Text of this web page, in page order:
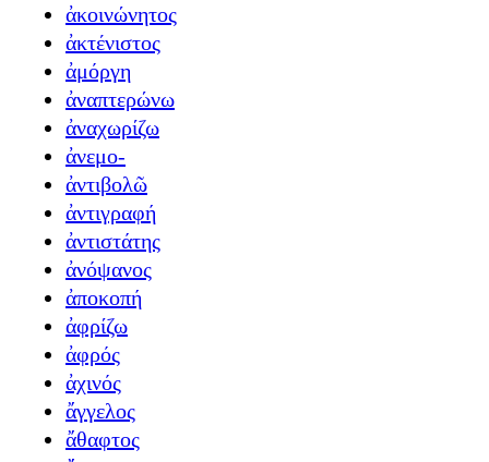
ἀκοινώνητος
ἀκτένιστος
ἀμόργη
ἀναπτερώνω
ἀναχωρίζω
ἀνεμο-
ἀντιβολῶ
ἀντιγραφή
ἀντιστάτης
ἀνόψανος
ἀποκοπή
ἀφρίζω
ἀφρός
ἀχινός
ἄγγελος
ἄθαφτος